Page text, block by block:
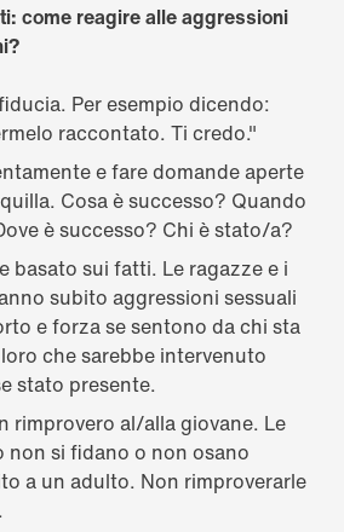
come reagire alle aggressioni
Per esempio dicendo:
raccontato. Ti credo."
e fare domande aperte
Cosa è successo? Quando
è successo? Chi è stato/a?
basato sui fatti. Le ragazze e i
subito aggressioni sessuali
e forza se sentono da chi sta
che sarebbe intervenuto
stato presente.
rimprovero al/alla giovane. Le
non si fidano o non osano
a un adulto. Non rimproverarle